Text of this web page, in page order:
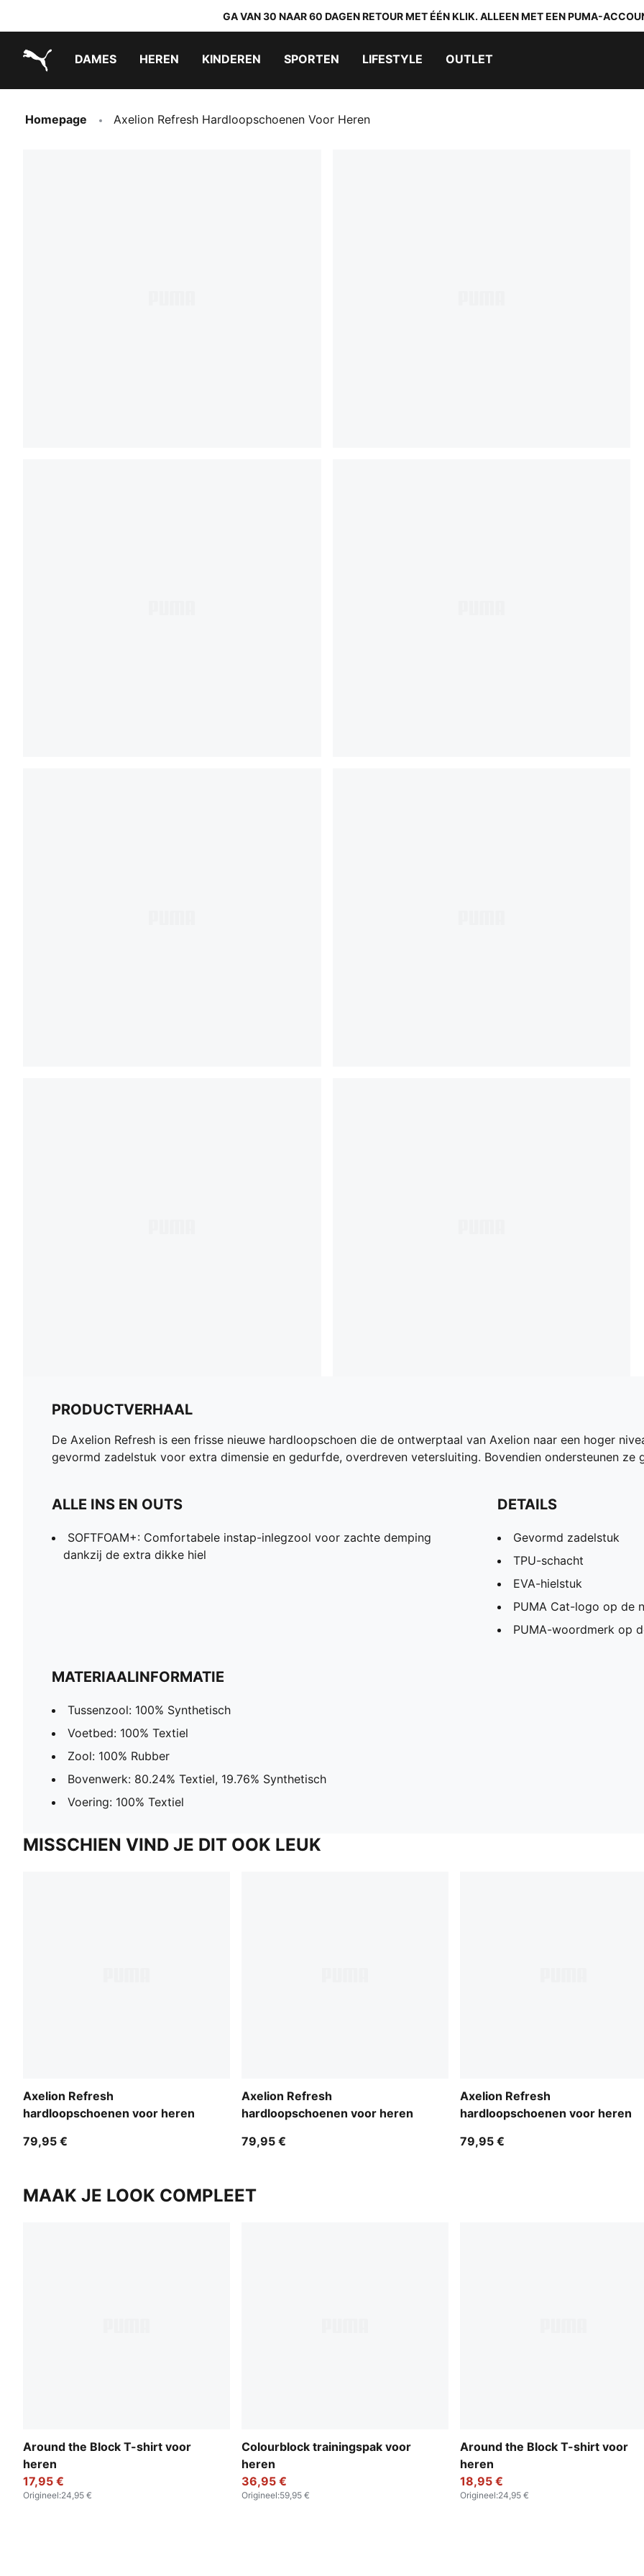
GA VAN 30 NAAR 60 DAGEN RETOUR MET ÉÉN KLIK. ALLEEN MET EEN PUMA-
DAMES HEREN KINDEREN SPORTEN LIFESTYLE OUTLET
Homepage Axelion Refresh Hardloopschoenen Voor Heren
PRODUCTVERHAAL
De Axelion Refresh is een frisse nieuwe hardloopschoen die de ontwerptaal van Axelion naar een hoger
gevormd zadelstuk voor extra dimensie en gedurfde, overdreven vetersluiting. Bovendien ondersteunen
ALLE INS EN OUTS
SOFTFOAM+: Comfortabele instap-inlegzool voor zachte demping
dankzij de extra dikke hiel
DETAILS
Gevormd zadelstuk
TPU-schacht
EVA-hielstuk
PUMA Cat-logo op de
PUMA-woordmerk op
MATERIAALINFORMATIE
Tussenzool: 100% Synthetisch
Voetbed: 100% Textiel
Zool: 100% Rubber
Bovenwerk: 80.24% Textiel, 19.76% Synthetisch
Voering: 100% Textiel
MISSCHIEN VIND JE DIT OOK LEUK
Axelion Refresh
hardloopschoenen voor heren
79,95 €
Axelion Refresh
hardloopschoenen voor heren
79,95 €
Axelion Refresh
hardloopschoenen voor heren
79,95 €
MAAK JE LOOK COMPLEET
Around the Block T-shirt voor
heren
17,95 €
Origineel:24,95 €
Colourblock trainingspak voor
heren
36,95 €
Origineel:59,95 €
Around the Block T-shirt voor
heren
18,95 €
Origineel:24,95 €